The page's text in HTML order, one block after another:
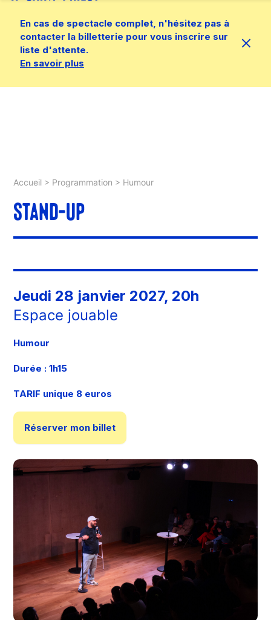
En cas de spectacle complet, n'hésitez pas à
contacter la billetterie pour vous inscrire sur
liste d'attente.
En savoir plus
Accueil > Programmation > Humour
STAND-UP
Jeudi 28 janvier 2027, 20h
Espace jouable
Humour
Durée : 1h15
TARIF unique 8 euros
Réserver mon billet